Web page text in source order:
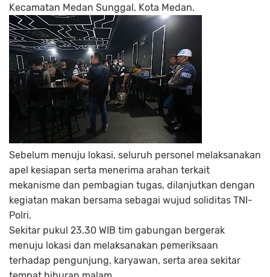
Kecamatan Medan Sunggal, Kota Medan.
Sebelum menuju lokasi, seluruh personel melaksanakan
apel kesiapan serta menerima arahan terkait
mekanisme dan pembagian tugas, dilanjutkan dengan
kegiatan makan bersama sebagai wujud soliditas TNI-
Polri.
Sekitar pukul 23.30 WIB tim gabungan bergerak
menuju lokasi dan melaksanakan pemeriksaan
terhadap pengunjung, karyawan, serta area sekitar